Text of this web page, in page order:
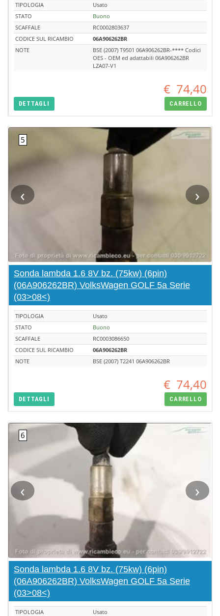
TIPOLOGIA
Usato
STATO
Buono
SCAFFALE
RC0002803637
CODICE SUL RICAMBIO
06A906262BR
NOTE
BSE (2007) T9501 06A906262BR-**** Codici
OES - OEM ed adattabili 06A906262BR
LZA07-V1
€ 74,40
DETTAGLI CARRELLO
‹ ›
Sonda lambda 1.6 8V bz. (75kw) (6pin)
(06A906262BR) VolksWagen GOLF 5a Serie
(03>08<)
TIPOLOGIA
Usato
STATO
Buono
SCAFFALE
RC0003086650
CODICE SUL RICAMBIO
06A906262BR
NOTE
BSE (2007) T2241 06A906262BR
€ 74,40
DETTAGLI CARRELLO
‹ ›
Sonda lambda 1.6 8V bz. (75kw) (6pin)
(06A906262BR) VolksWagen GOLF 5a Serie
(03>08<)
TIPOLOGIA Usato